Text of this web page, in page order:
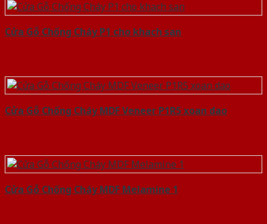
Cửa Gỗ Chống Cháy P1 cho khach san
Cửa Gỗ Chống Cháy MDF Veneer P1R5 xoan dao
Cửa Gỗ Chống Cháy MDF Melamine 1